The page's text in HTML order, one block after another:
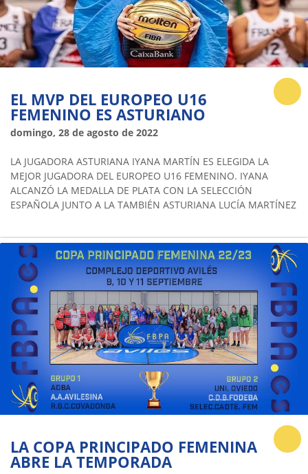
EL MVP DEL EUROPEO U16
FEMENINO ES ASTURIANO
domingo, 28 de agosto de 2022
LA JUGADORA ASTURIANA IYANA MARTÍN ES ELEGIDA LA
MEJOR JUGADORA DEL EUROPEO U16 FEMENINO. IYANA
ALCANZÓ LA MEDALLA DE PLATA CON LA SELECCIÓN
ESPAÑOLA JUNTO A LA TAMBIÉN ASTURIANA LUCÍA MARTÍNEZ
LA COPA PRINCIPADO FEMENINA
ABRE LA TEMPORADA